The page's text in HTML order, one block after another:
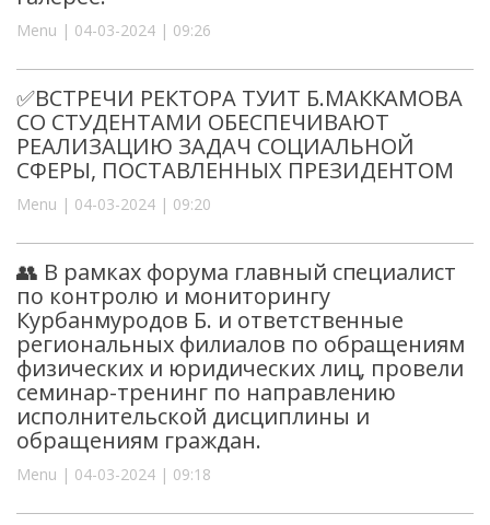
Menu | 04-03-2024 | 09:26
✅ВСТРЕЧИ РЕКТОРА ТУИТ Б.МАККАМОВА
СО СТУДЕНТАМИ ОБЕСПЕЧИВАЮТ
РЕАЛИЗАЦИЮ ЗАДАЧ СОЦИАЛЬНОЙ
СФЕРЫ, ПОСТАВЛЕННЫХ ПРЕЗИДЕНТОМ
Menu | 04-03-2024 | 09:20
👥 В рамках форума главный специалист
по контролю и мониторингу
Курбанмуродов Б. и ответственные
региональных филиалов по обращениям
физических и юридических лиц, провели
семинар-тренинг по направлению
исполнительской дисциплины и
обращениям граждан.
Menu | 04-03-2024 | 09:18